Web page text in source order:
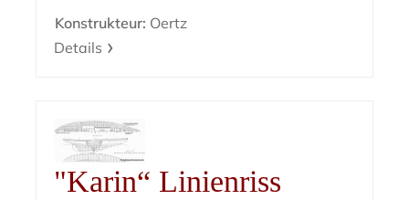
Konstrukteur: Oertz
Details
"Karin“ Linienriss